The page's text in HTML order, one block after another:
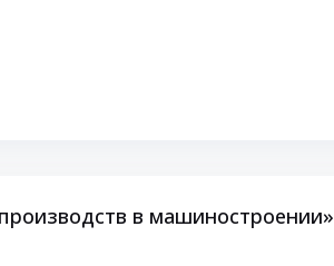
в машиностроении»